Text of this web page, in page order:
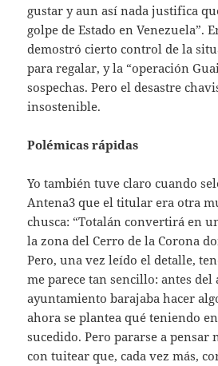
gustar y aun así nada justifica
golpe de Estado en Venezuela”.
demostró cierto control de la
para regalar, y la “operación
sospechas. Pero el desastre
insostenible.
Polémicas rápidas
Yo también tuve claro cuando
Antena3 que el titular era otra
chusca: “Totalán convertirá en
la zona del Cerro de la Corona
Pero, una vez leído el detalle,
me parece tan sencillo: antes del
ayuntamiento barajaba hacer
ahora se plantea qué teniendo
sucedido. Pero pararse a pensar
con tuitear que, cada vez más,